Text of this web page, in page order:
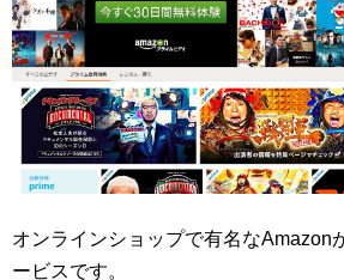
オンラインショップで有名なAmazon
ービスです。